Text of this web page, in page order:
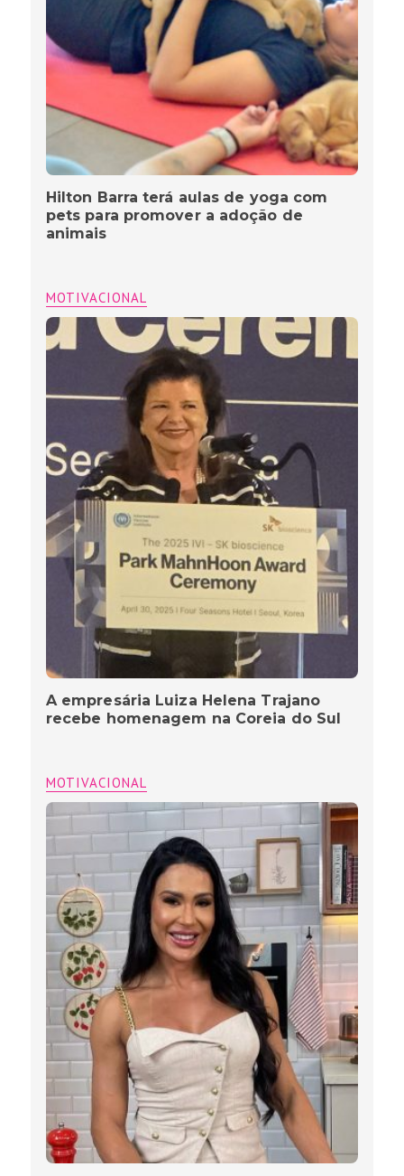
Hilton Barra terá aulas de yoga com
pets para promover a adoção de
animais
MOTIVACIONAL
A empresária Luiza Helena Trajano
recebe homenagem na Coreia do Sul
MOTIVACIONAL